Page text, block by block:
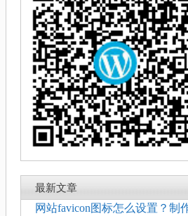
最新文章
网站favicon图标怎么设置？制